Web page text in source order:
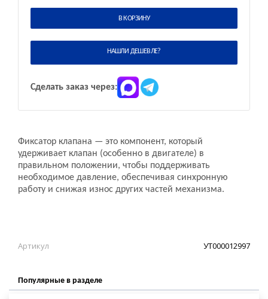
В КОРЗИНУ
НАШЛИ ДЕШЕВЛЕ?
Сделать заказ через:
Фиксатор клапана — это компонент, который
удерживает клапан (особенно в двигателе) в
правильном положении, чтобы поддерживать
необходимое давление, обеспечивая синхронную
работу и снижая износ других частей механизма.
Артикул УТ000012997
Популярные в разделе